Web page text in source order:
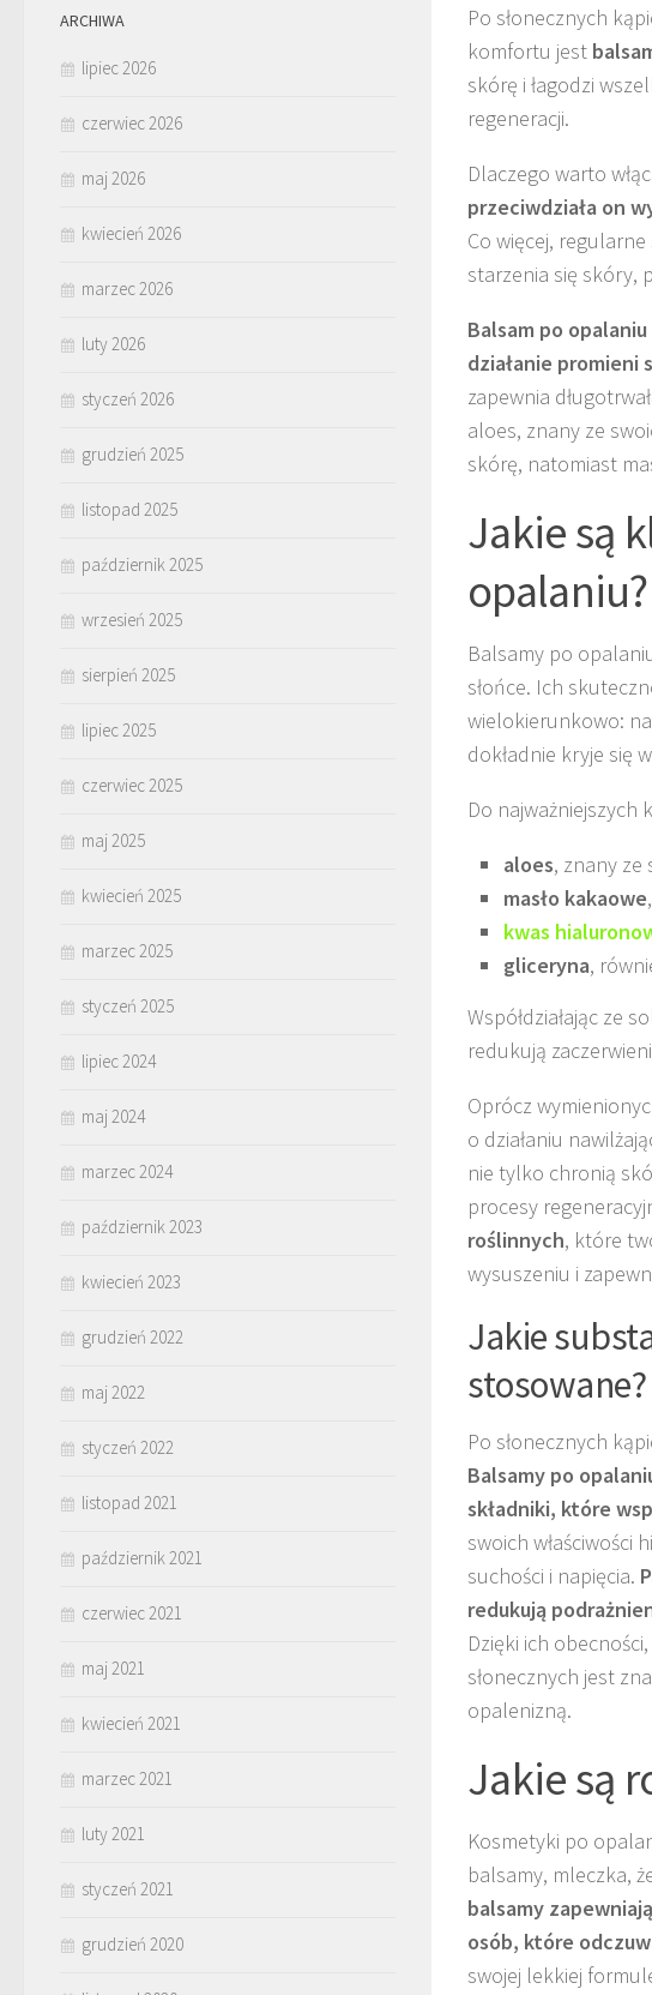
Po słonecznych
komfortu jest
skórę i łagodzi
regeneracji.
Dlaczego warto
przeciwdziała on
Co więcej,
starzenia się skóry,
Balsam po
działanie promieni
zapewnia
aloes, znany ze
skórę, natomiast
Jakie są
opalaniu?
Balsamy po
słońce. Ich
wielokierunkowo:
dokładnie kryje się
Do najważniejszych
aloes, znany ze
masło kakaowe
kwas
gliceryna,
Współdziałając ze
redukują
Oprócz
o działaniu
nie tylko chronią
procesy
roślinnych, które
wysuszeniu i
Jakie
stosowane?
Po słonecznych
Balsamy po
składniki, które
swoich właściwości
suchości i napięcia.
redukują
Dzięki ich
słonecznych jest
opalenizną.
Jakie są
Kosmetyki po
balsamy, mleczka,
balsamy
osób, które
swojej lekkiej
ARCHIWA
lipiec 2026
czerwiec 2026
maj 2026
kwiecień 2026
marzec 2026
luty 2026
styczeń 2026
grudzień 2025
listopad 2025
październik 2025
wrzesień 2025
sierpień 2025
lipiec 2025
czerwiec 2025
maj 2025
kwiecień 2025
marzec 2025
styczeń 2025
lipiec 2024
maj 2024
marzec 2024
październik 2023
kwiecień 2023
grudzień 2022
maj 2022
styczeń 2022
listopad 2021
październik 2021
czerwiec 2021
maj 2021
kwiecień 2021
marzec 2021
luty 2021
styczeń 2021
grudzień 2020